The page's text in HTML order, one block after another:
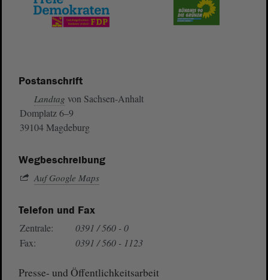
Postanschrift
Landtag von Sachsen-Anhalt
Domplatz 6–9
39104 Magdeburg
Wegbeschreibung
Auf Google Maps
Telefon und Fax
Zentrale:
0391 / 560 - 0
Fax:
0391 / 560 - 1123
Presse- und Öffentlichkeitsarbeit